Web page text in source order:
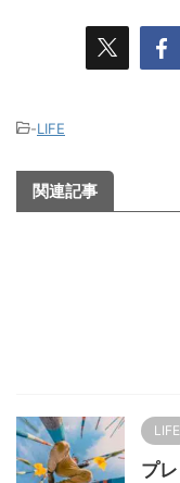
-LIFE
関連記事
LIFE
プ